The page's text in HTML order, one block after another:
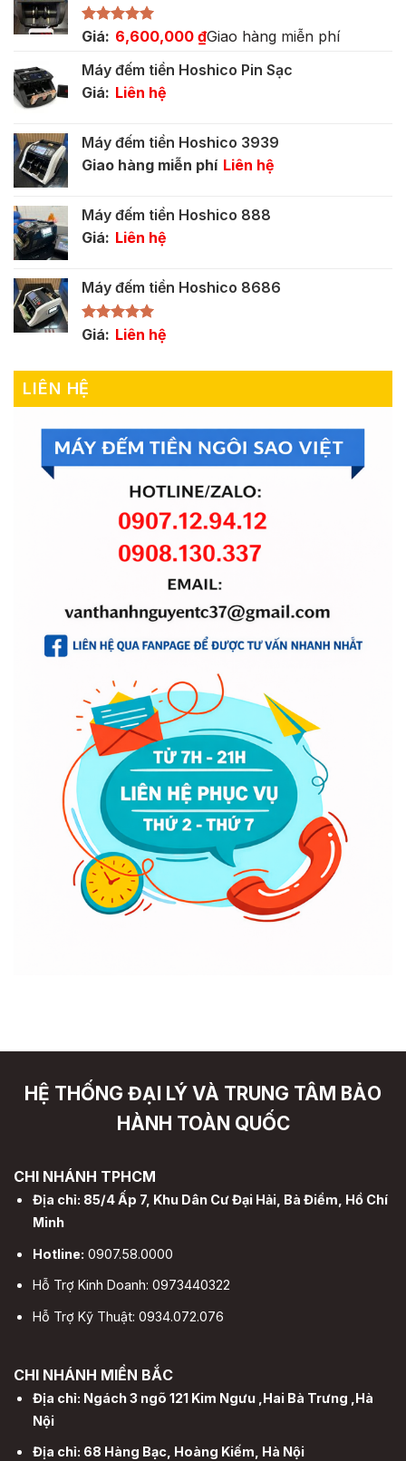
Được xếp
5.00
5 sao
Giá: 6,600,000 ₫Giao hàng miễn phí
Máy đếm tiền Hoshico Pin Sạc
Giá: Liên hệ
Máy đếm tiền Hoshico 3939
Giao hàng miễn phí Liên hệ
Máy đếm tiền Hoshico 888
Giá: Liên hệ
Máy đếm tiền Hoshico 8686
Được xếp
Giá: Liên hệ
LIÊN HỆ
HỆ THỐNG ĐẠI LÝ VÀ TRUNG TÂM BẢO
HÀNH TOÀN QUỐC
CHI NHÁNH TPHCM
Địa chỉ: 85/4 Ấp 7, Khu Dân Cư Đại Hải, Bà Điểm, Hồ Chí
Minh
Hotline: 0907.58.0000
Hỗ Trợ Kinh Doanh: 0973440322
Hỗ Trợ Kỹ Thuật: 0934.072.076
CHI NHÁNH MIỀN BẮC
Địa chỉ: Ngách 3 ngõ 121 Kim Ngưu ,Hai Bà Trưng ,Hà
Nội
Địa chỉ: 68 Hàng Bạc, Hoàng Kiếm, Hà Nội